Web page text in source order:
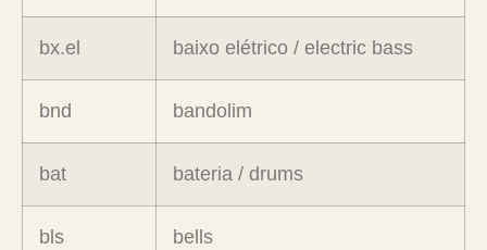
bx.el baixo elétrico / electric bass
bnd bandolim
bat bateria / drums
bls bells